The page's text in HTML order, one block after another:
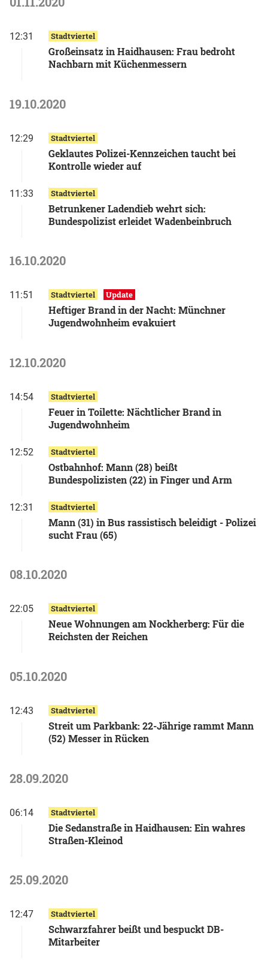
12:31 Stadtviertel
Großeinsatz in Haidhausen: Frau bedroht
Nachbarn mit Küchenmessern
19.10.2020
12:29 Stadtviertel
Geklautes Polizei-Kennzeichen taucht bei
Kontrolle wieder auf
11:33 Stadtviertel
Betrunkener Ladendieb wehrt sich:
Bundespolizist erleidet Wadenbeinbruch
16.10.2020
11:51 Stadtviertel Update
Heftiger Brand in der Nacht: Münchner
Jugendwohnheim evakuiert
12.10.2020
14:54 Stadtviertel
Feuer in Toilette: Nächtlicher Brand in
Jugendwohnheim
12:52 Stadtviertel
Ostbahnhof: Mann (28) beißt
Bundespolizisten (22) in Finger und Arm
12:31 Stadtviertel
Mann (31) in Bus rassistisch beleidigt - Polizei
sucht Frau (65)
08.10.2020
22:05 Stadtviertel
Neue Wohnungen am Nockherberg: Für die
Reichsten der Reichen
05.10.2020
12:43 Stadtviertel
Streit um Parkbank: 22-Jährige rammt Mann
(52) Messer in Rücken
28.09.2020
06:14 Stadtviertel
Die Sedanstraße in Haidhausen: Ein wahres
Straßen-Kleinod
25.09.2020
12:47 Stadtviertel
Schwarzfahrer beißt und bespuckt DB-
Mitarbeiter